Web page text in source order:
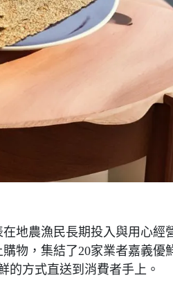
地農漁民長期投入與用心經
物，集結了20家業者嘉義優
的方式直送到消費者手上。